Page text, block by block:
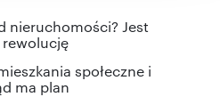
nieruchomości? Jest
rewolucję
społeczne i
ma plan